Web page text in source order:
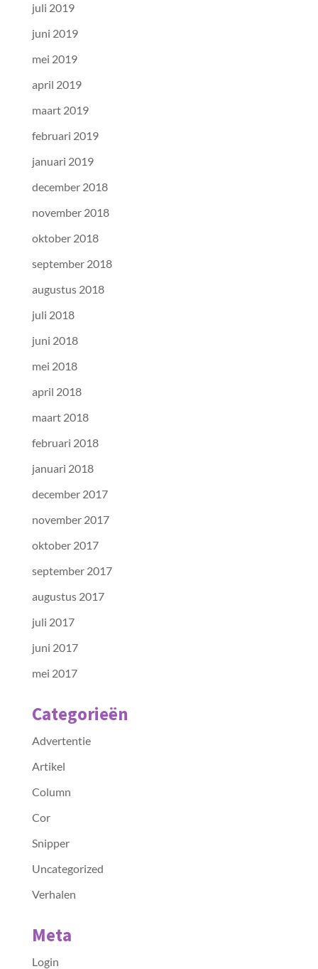
juli 2019
juni 2019
mei 2019
april 2019
maart 2019
februari 2019
januari 2019
december 2018
november 2018
oktober 2018
september 2018
augustus 2018
juli 2018
juni 2018
mei 2018
april 2018
maart 2018
februari 2018
januari 2018
december 2017
november 2017
oktober 2017
september 2017
augustus 2017
juli 2017
juni 2017
mei 2017
Categorieën
Advertentie
Artikel
Column
Cor
Snipper
Uncategorized
Verhalen
Meta
Login